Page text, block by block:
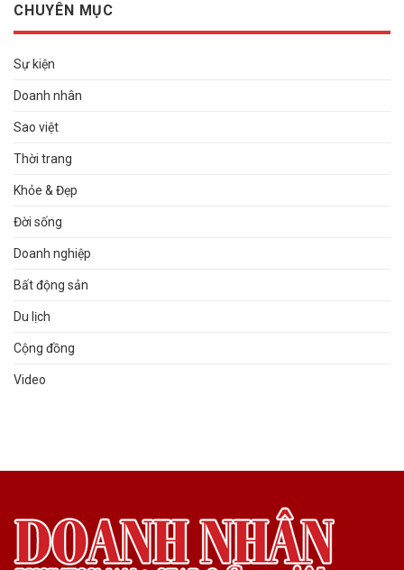
CHUYÊN MỤC
Sự kiện
Doanh nhân
Sao việt
Thời trang
Khỏe & Đẹp
Đời sống
Doanh nghiệp
Bất động sản
Du lịch
Cộng đồng
Video